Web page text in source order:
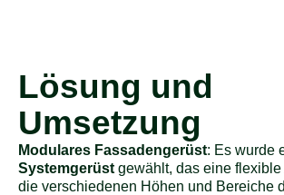
Lösung und
Umsetzung
Modulares Fassadengerüst: Es wurde
Systemgerüst gewählt, das eine
die verschiedenen Höhen und Bereiche